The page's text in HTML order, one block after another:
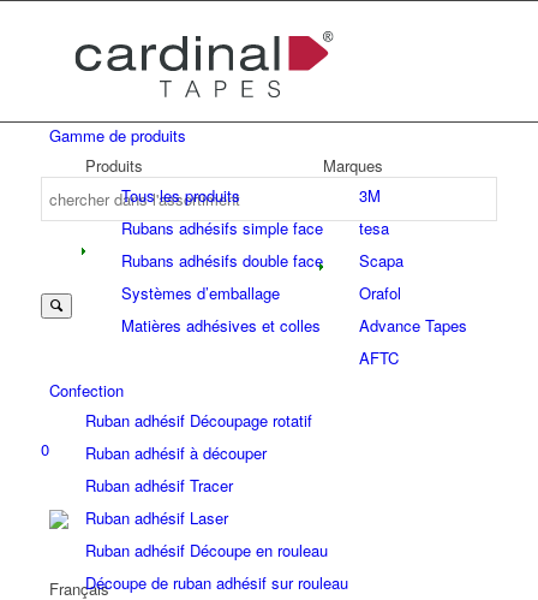
0
Gamme de produits
Produits
Tous les produits
Rubans adhésifs simple face
Rubans adhésifs double face
Systèmes d’emballage
Matières adhésives et colles
Marques
3M
tesa
Scapa
Orafol
Advance Tapes
AFTC
Confection
Ruban adhésif Découpage rotatif
Ruban adhésif à découper
Ruban adhésif Tracer
Ruban adhésif Laser
Ruban adhésif Découpe en rouleau
Découpe de ruban adhésif sur rouleau